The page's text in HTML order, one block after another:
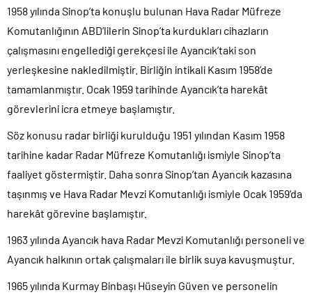
1958 yılında Sinop’ta konuşlu bulunan Hava Radar Müfreze
Komutanlığının ABD’lilerin Sinop’ta kurdukları cihazların
çalışmasını engellediği gerekçesi ile Ayancık’taki son
yerleşkesine nakledilmiştir. Birliğin intikali Kasım 1958’de
tamamlanmıştır. Ocak 1959 tarihinde Ayancık’ta harekât
görevlerini icra etmeye başlamıştır.
Söz konusu radar birliği kurulduğu 1951 yılından Kasım 1958
tarihine kadar Radar Müfreze Komutanlığı ismiyle Sinop’ta
faaliyet göstermiştir. Daha sonra Sinop’tan Ayancık kazasına
taşınmış ve Hava Radar Mevzi Komutanlığı ismiyle Ocak 1959’da
harekât görevine başlamıştır.
1963 yılında Ayancık hava Radar Mevzi Komutanlığı personeli ve
Ayancık halkının ortak çalışmaları ile birlik suya kavuşmuştur.
1965 yılında Kurmay Binbaşı Hüseyin Güven ve personelin